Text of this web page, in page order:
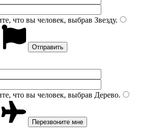
что вы человек, выбрав Звезду.
что вы человек, выбрав Дерево.